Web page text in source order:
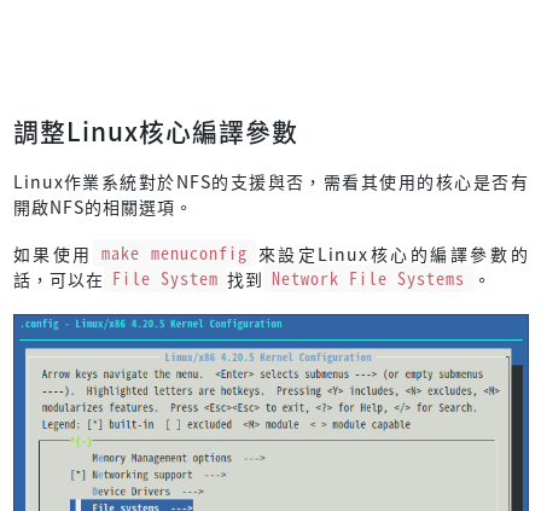
調整Linux核心編譯參數
Linux作業系統對於NFS的支援與否，需看其使用的核心是否有
開啟NFS的相關選項。
如果使用 make menuconfig 來設定Linux核心的編譯參數的
話，可以在 File System 找到 Network File Systems 。